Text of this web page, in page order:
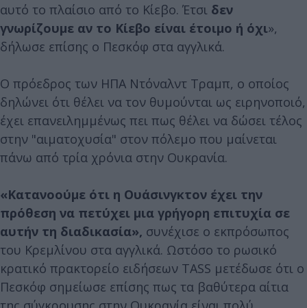
αυτό το πλαίσιο από το Κίεβο. Έτσι δεν
γνωρίζουμε αν το Κίεβο είναι έτοιμο ή όχι»,
δήλωσε επίσης ο Πεσκόφ στα αγγλικά.
Ο πρόεδρος των ΗΠΑ Ντόναλντ Τραμπ, ο οποίος
δηλώνει ότι θέλει να τον θυμούνται ως ειρηνοποιό,
έχει επανειλημμένως πει πως θέλει να δώσει τέλος
στην "αιματοχυσία" στον πόλεμο που μαίνεται
πάνω από τρία χρόνια στην Ουκρανία.
«Κατανοούμε ότι η Ουάσινγκτον έχει την
πρόθεση να πετύχει μια γρήγορη επιτυχία σε
αυτήν τη διαδικασία», συνέχισε ο εκπρόσωπος
του Κρεμλίνου στα αγγλικά. Ωστόσο το ρωσικό
κρατικό πρακτορείο ειδήσεων TASS μετέδωσε ότι ο
Πεσκόφ σημείωσε επίσης πως τα βαθύτερα αίτια